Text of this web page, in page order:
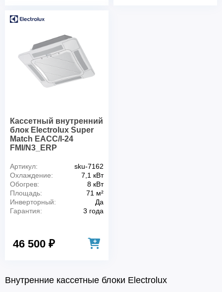
Кассетный внутренний
блок Electrolux Super
Match EACC/I-24
FMI/N3_ERP
Артикул:
sku-7162
Охлаждение:
7,1 кВт
Обогрев:
8 кВт
Площадь:
71 м²
Инверторный:
Да
Гарантия:
3 года
46 500 ₽
Внутренние кассетные блоки Electrolux